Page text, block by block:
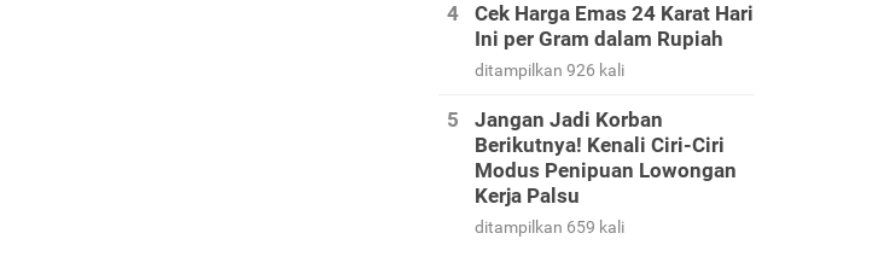
Cek Harga Emas 24 Karat Hari
Ini per Gram dalam Rupiah
ditampilkan 926 kali
Jangan Jadi Korban
Berikutnya! Kenali Ciri-Ciri
Modus Penipuan Lowongan
Kerja Palsu
ditampilkan 659 kali